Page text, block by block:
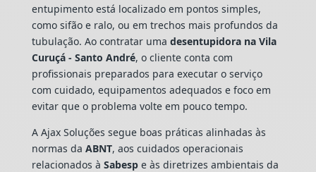
entupimento está localizado em pontos simples,
como sifão e ralo, ou em trechos mais profundos da
tubulação. Ao contratar uma desentupidora na Vila
Curuçá - Santo André, o cliente conta com
profissionais preparados para executar o serviço
com cuidado, equipamentos adequados e foco em
evitar que o problema volte em pouco tempo.
A Ajax Soluções segue boas práticas alinhadas às
normas da ABNT, aos cuidados operacionais
relacionados à Sabespe às diretrizes ambientais da